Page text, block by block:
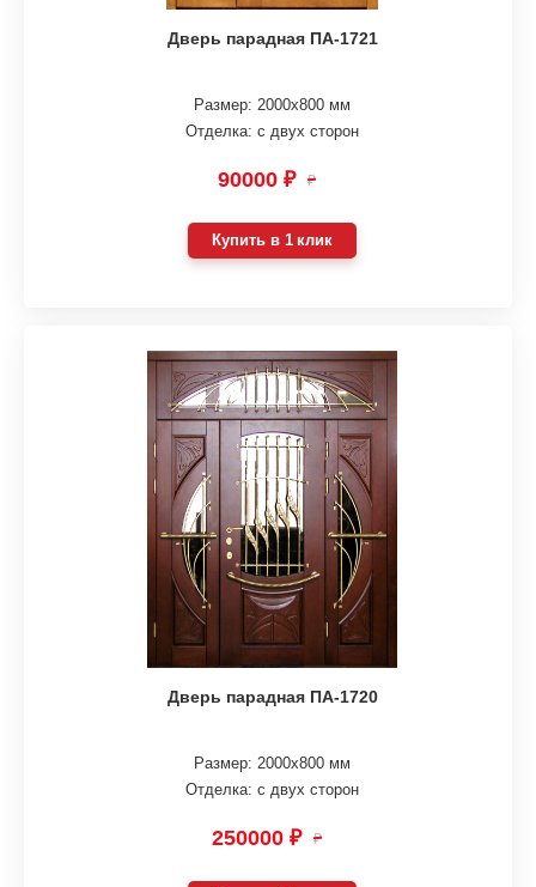
Дверь парадная ПА-1721
Размер: 2000х800 мм
Отделка: с двух сторон
90000 ₽ ₽
Купить в 1 клик
Дверь парадная ПА-1720
Размер: 2000х800 мм
Отделка: с двух сторон
250000 ₽ ₽